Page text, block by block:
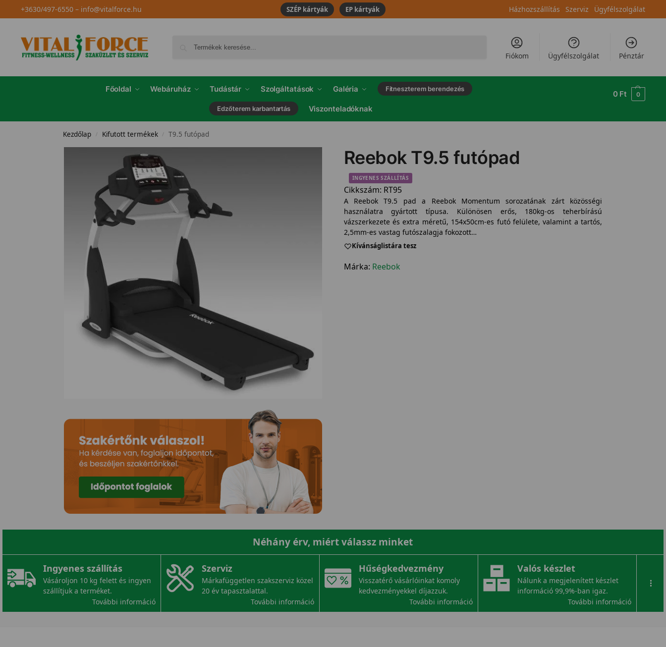
+3630/497-6550– info@vitalforce.hu SZÉP kártyák EP kártyák Házhozszállítás Szerviz Ügyfélszolgálat
Fiókom Ügyfélszolgálat Pénztár
Főoldal Webáruház Tudástár Szolgáltatások Galéria Fitneszterem berendezés
Edzőterem karbantartás Viszonteladóknak
0 Ft 0
Kezdőlap / Kifutott termékek / T9.5 futópad
Reebok T9.5 futópad
INGYENES SZÁLLÍTÁS
Cikkszám: RT95
A Reebok T9.5 pad a Reebok Momentum sorozatának zárt közösségi
használatra gyártott típusa. Különösen erős, 180kg-os teherbírású
vázszerkezete és extra méretű, 154x50cm-es futó felülete, valamint a tartós,
2,5mm-es vastag futószalagja fokozott…
Kívánságlistára tesz
Márka: Reebok
Néhány érv, miért válassz minket
Ingyenes szállítás
Vásároljon 10 kg felett és ingyen
szállítjuk a terméket.
További információ
Szerviz
Márkafüggetlen szakszerviz közel
20 év tapasztalattal.
További információ
Hűségkedvezmény
Visszatérő vásárlóinkat komoly
kedvezményekkel díjazzuk.
További információ
Valós készlet
Nálunk a megjelenített készlet
információ 99,9%-ban igaz.
További információ
...